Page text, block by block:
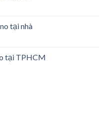
tại nhà
tại TPHCM